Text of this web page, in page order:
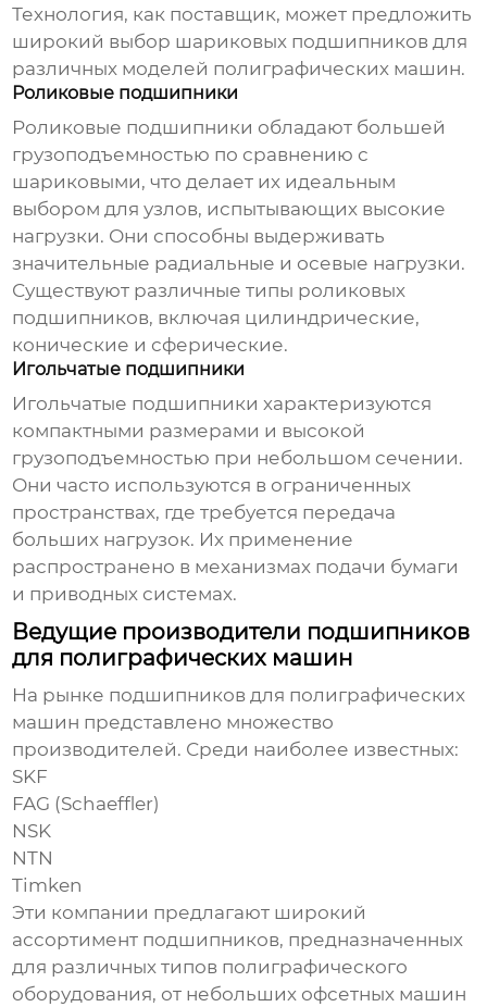
Технология, как поставщик, может предложить
широкий выбор шариковых подшипников для
различных моделей полиграфических машин.
Роликовые подшипники
Роликовые подшипники обладают большей
грузоподъемностью по сравнению с
шариковыми, что делает их идеальным
выбором для узлов, испытывающих высокие
нагрузки. Они способны выдерживать
значительные радиальные и осевые нагрузки.
Существуют различные типы роликовых
подшипников, включая цилиндрические,
конические и сферические.
Игольчатые подшипники
Игольчатые подшипники характеризуются
компактными размерами и высокой
грузоподъемностью при небольшом сечении.
Они часто используются в ограниченных
пространствах, где требуется передача
больших нагрузок. Их применение
распространено в механизмах подачи бумаги
и приводных системах.
Ведущие производители подшипников
для полиграфических машин
На рынке подшипников для полиграфических
машин представлено множество
производителей. Среди наиболее известных:
SKF
FAG (Schaeffler)
NSK
NTN
Timken
Эти компании предлагают широкий
ассортимент подшипников, предназначенных
для различных типов полиграфического
оборудования, от небольших офсетных машин